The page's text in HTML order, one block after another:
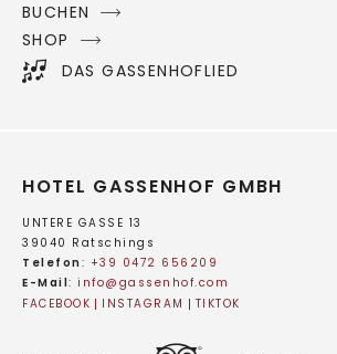
BUCHEN
SHOP
DAS GASSENHOFLIED
HOTEL GASSENHOF GMBH
UNTERE GASSE 13
39040 Ratschings
Telefon: +39 0472 656209
E-Mail: info@ gassenhof.com
FACEBOOK
INSTAGRAM TIKTOK